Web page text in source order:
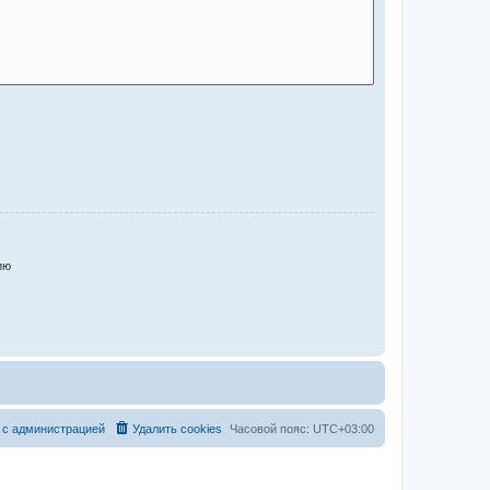
Часовой пояс: UTC+03:00
Удалить cookies
администрацией